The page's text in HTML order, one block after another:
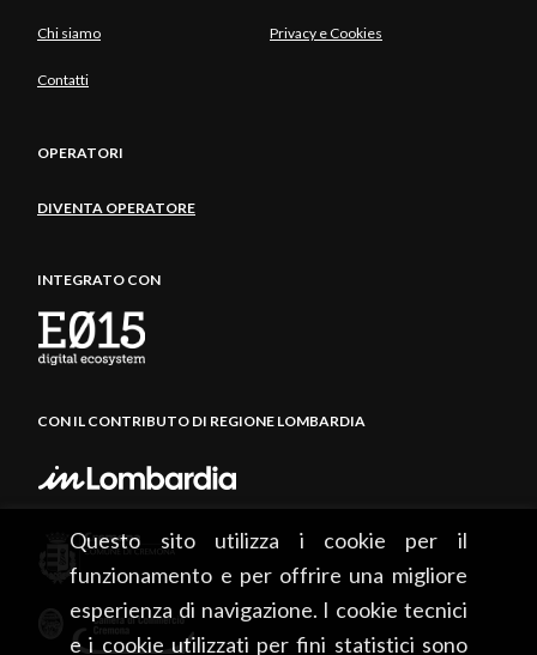
Questo sito utilizza i cookie per il
funzionamento e per offrire una migliore
esperienza di navigazione. I cookie tecnici
e i cookie utilizzati per fini statistici sono
Chi siamo Privacy e Cookies
Contatti
OPERATORI
DIVENTA OPERATORE
INTEGRATO CON
CON IL CONTRIBUTO DI REGIONE LOMBARDIA